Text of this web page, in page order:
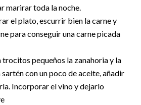
marirar toda la noche.
el plato, escurrir bien la carne y
para conseguir una carne picada
trocitos pequeños la zanahoria y la
con un poco de aceite, añadir
Incorporar el vino y dejarlo